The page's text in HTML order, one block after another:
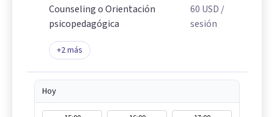
Counseling o Orientación
psicopedagógica
60 USD /
sesión
+2más
Hoy